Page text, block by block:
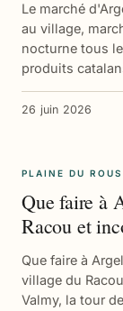
Le marché
au village,
nocturne tous
produits
26 juin 2026
PLAINE DU
Que faire à
Racou et
Que faire à
village du
Valmy, la tour